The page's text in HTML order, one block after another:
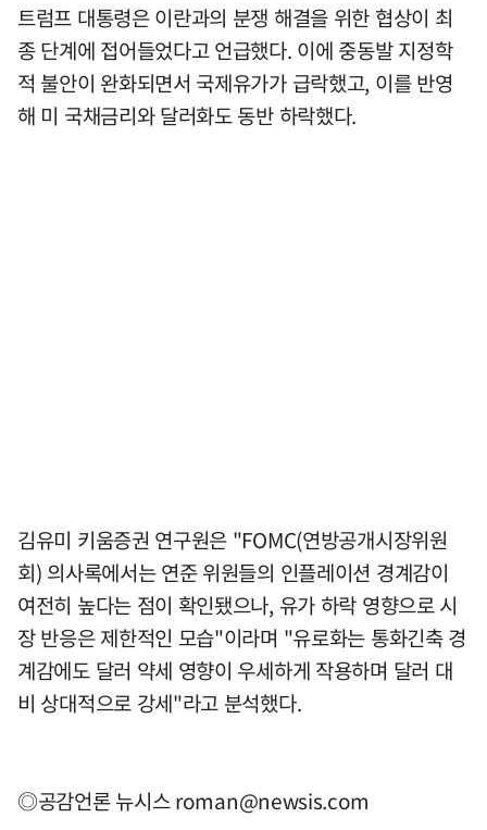
트럼프 대통령은 이란과의 분쟁 해결을 위한 협상이 최
종 단계에 접어들었다고 언급했다. 이에 중동발 지정학
적 불안이 완화되면서 국제유가가 급락했고, 이를 반영
해 미 국채금리와 달러화도 동반 하락했다.
김유미 키움증권 연구원은 "FOMC(연방공개시장위원
회) 의사록에서는 연준 위원들의 인플레이션 경계감이
여전히 높다는 점이 확인됐으나, 유가 하락 영향으로 시
장 반응은 제한적인 모습"이라며 "유로화는 통화긴축 경
계감에도 달러 약세 영향이 우세하게 작용하며 달러 대
비 상대적으로 강세"라고 분석했다.
◎공감언론 뉴시스roman@newsis.com